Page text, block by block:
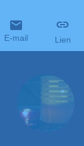
E-mail Lien